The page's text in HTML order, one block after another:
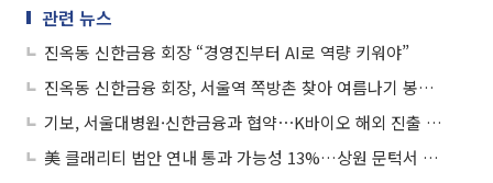
관련 뉴스
진옥동 신한금융 회장 “경영진부터 AI로 역량 키워야”
진옥동 신한금융 회장, 서울역 쪽방촌 찾아 여름나기 봉사활동
기보, 서울대병원·신한금융과 협약⋯K바이오 해외 진출 지원
美 클래리티 법안 연내 통과 가능성 13%…상원 문턱서 제동